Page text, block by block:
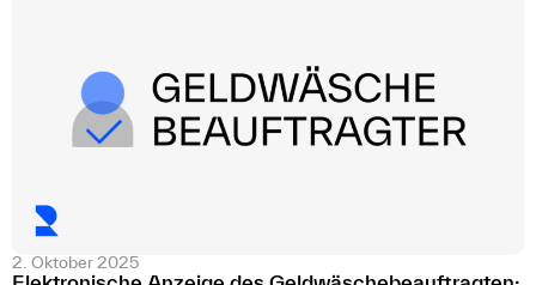
2. Oktober 2025